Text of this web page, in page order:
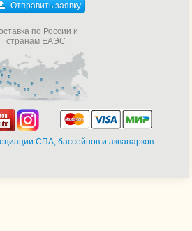
Отправить заявку
по России и
странам ЕАЭС
СПА, бассейнов и аквапарков